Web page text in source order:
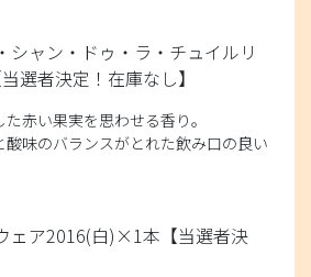
ャン・ドゥ・ラ・チュイルリ
当選者決定！在庫なし】
赤い果実を思わせる香り。
酸味のバランスがとれた飲み口の良い
ア2016(白)×1本 【当選者決